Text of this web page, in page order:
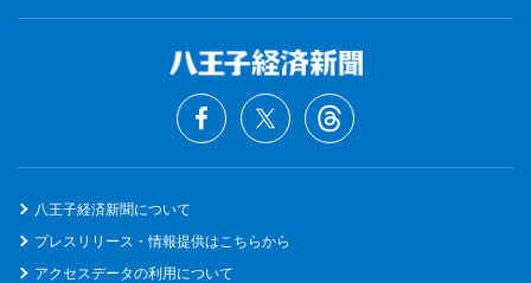
八王子経済新聞について
プレスリリース・情報提供はこちらから
アクセスデータの利用について